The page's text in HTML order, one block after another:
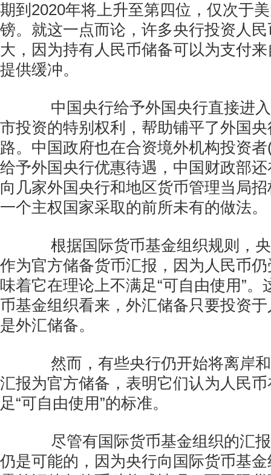
期到2020年将上升至第四位，仅次于
镑。就这一点而论，许多央行投资人
大，因为持有人民币储备可以为支付
提供缓冲。
中国央行给予外国央行直接进入
市投资的特别权利，帮助铺平了外国
路。中国政府也在合资境外机构投资
给予外国央行优惠待遇，中国财政部
向几家外国央行和地区货币管理当局
一个主权国家采取的前所未有的做法。
根据国际货币基金组织规则，央
作为官方储备货币汇报，因为人民币
味着它在理论上不满足“可自由使用”。
币基金组织看来，外汇储备只要投资
是外汇储备。
然而，有些央行仍开始将离岸和
汇报为官方储备，表明它们认为人民
足“可自由使用”的标准。
尽管有国际货币基金组织的汇报
仍是可能的，因为央行向国际货币基